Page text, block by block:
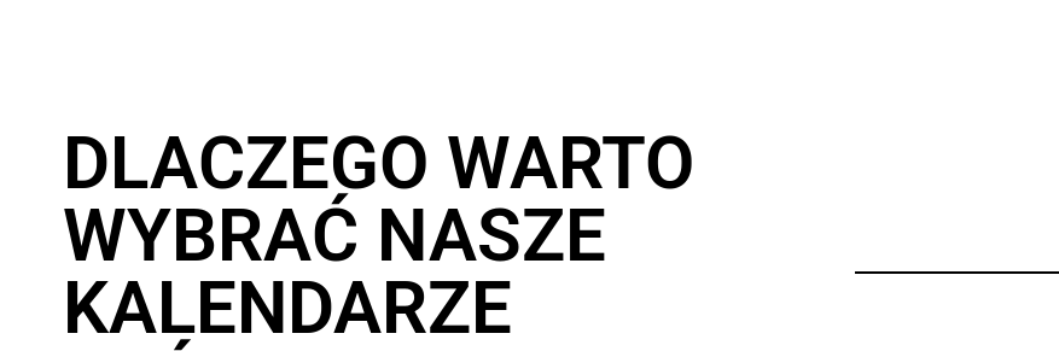
DLACZEGO WARTO
WYBRAĆ NASZE
KALENDARZE